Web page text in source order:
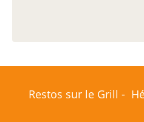
Restos sur le Grill -